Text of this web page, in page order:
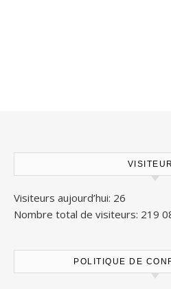
Visiteurs aujourd’hui: 26
Nombre total de visiteurs: 219
POLITIQUE DE